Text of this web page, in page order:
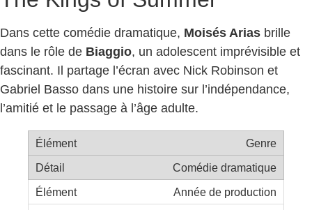
Dans cette comédie dramatique, Moisés Arias brille
dans le rôle de Biaggio, un adolescent imprévisible et
fascinant. Il partage l’écran avec Nick Robinson et
Gabriel Basso dans une histoire sur l’indépendance,
l’amitié et le passage à l’âge adulte.
Genre
Comédie dramatique
Année de production